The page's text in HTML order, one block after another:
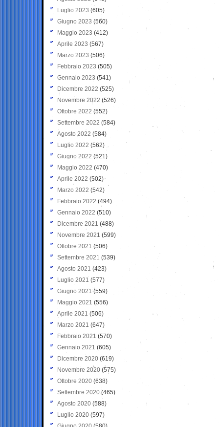
Luglio 2023 (605)
Giugno 2023 (560)
Maggio 2023 (412)
Aprile 2023 (567)
Marzo 2023 (506)
Febbraio 2023 (505)
Gennaio 2023 (541)
Dicembre 2022 (525)
Novembre 2022 (526)
Ottobre 2022 (552)
Settembre 2022 (584)
Agosto 2022 (584)
Luglio 2022 (562)
Giugno 2022 (521)
Maggio 2022 (470)
Aprile 2022 (502)
Marzo 2022 (542)
Febbraio 2022 (494)
Gennaio 2022 (510)
Dicembre 2021 (488)
Novembre 2021 (599)
Ottobre 2021 (506)
Settembre 2021 (539)
Agosto 2021 (423)
Luglio 2021 (577)
Giugno 2021(559)
Maggio 2021 (556)
Aprile 2021 (506)
Marzo 2021 (647)
Febbraio 2021 (570)
Gennaio 2021 (605)
Dicembre 2020 (619)
Novembre 2020 (575)
Ottobre 2020 (638)
Settembre 2020(465)
Agosto 2020 (588)
Luglio 2020 (597)